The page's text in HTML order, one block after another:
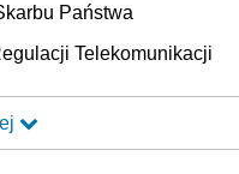
Państwa
Telekomunikacji
i Budownictwa